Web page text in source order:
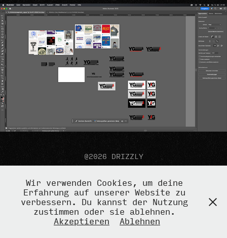
@2026 DRIZZLY
Wir verwenden Cookies, um deine
Erfahrung auf unserer Website zu
verbessern. Du kannst der Nutzung
zustimmen oder sie ablehnen.
Akzeptieren Ablehnen